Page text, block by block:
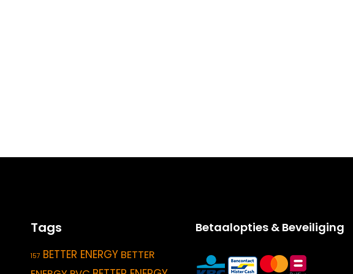
Tags
157 BETTER ENERGY BETTER
Betaalopties & Beveiliging